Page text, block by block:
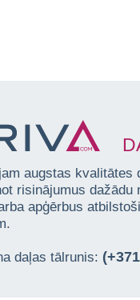
augstas kvalitātes
risinājumus
apģērbus
daļas tālrunis: